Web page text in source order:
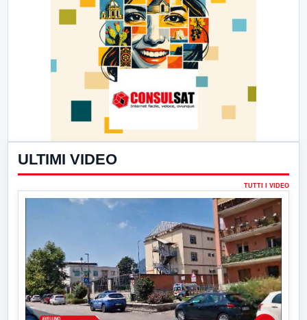
ULTIMI VIDEO
TUTTI I VIDEO